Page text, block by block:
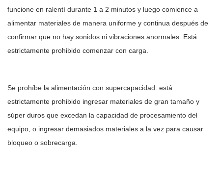
funcione en ralentí durante 1 a 2 minutos y luego comience a
alimentar materiales de manera uniforme y continua después de
confirmar que no hay sonidos ni vibraciones anormales. Está
estrictamente prohibido comenzar con carga.
Se prohíbe la alimentación con supercapacidad: está
estrictamente prohibido ingresar materiales de gran tamaño y
súper duros que excedan la capacidad de procesamiento del
equipo, o ingresar demasiados materiales a la vez para causar
bloqueo o sobrecarga.